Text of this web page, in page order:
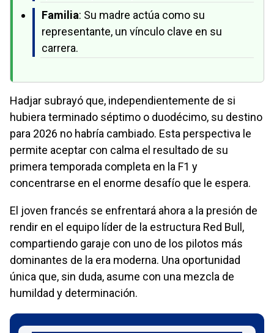
Familia: Su madre actúa como su
representante, un vínculo clave en su
carrera.
Hadjar subrayó que, independientemente de si
hubiera terminado séptimo o duodécimo, su destino
para 2026 no habría cambiado. Esta perspectiva le
permite aceptar con calma el resultado de su
primera temporada completa en la F1 y
concentrarse en el enorme desafío que le espera.
El joven francés se enfrentará ahora a la presión de
rendir en el equipo líder de la estructura Red Bull,
compartiendo garaje con uno de los pilotos más
dominantes de la era moderna. Una oportunidad
única que, sin duda, asume con una mezcla de
humildad y determinación.